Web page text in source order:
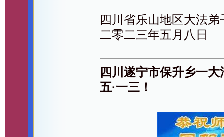
四川省乐山地区大法弟
二零二三年五月八日
四川遂宁市保升乡一
五·一三！